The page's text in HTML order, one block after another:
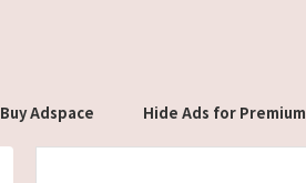
Buy Adspace Hide Ads for Premium